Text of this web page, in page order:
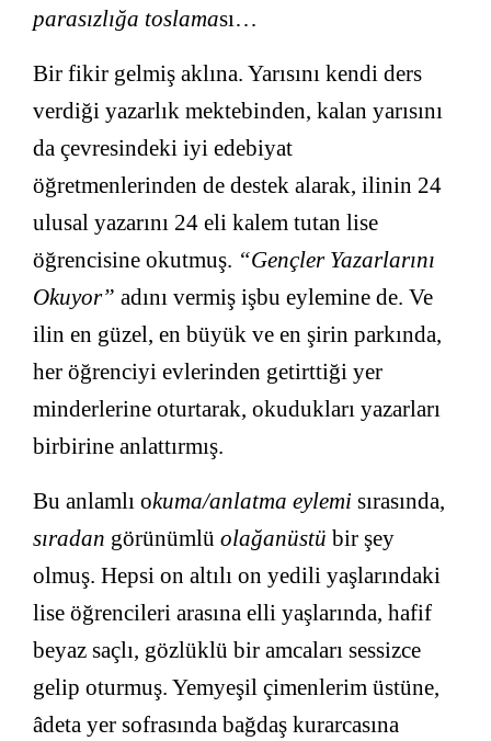
parasızlığa toslaması…
Bir fikir gelmiş aklına. Yarısını kendi ders
verdiği yazarlık mektebinden, kalan yarısını
da çevresindeki iyi edebiyat
öğretmenlerinden de destek alarak, ilinin 24
ulusal yazarını 24 eli kalem tutan lise
öğrencisine okutmuş. “Gençler Yazarlarını
Okuyor” adını vermiş işbu eylemine de. Ve
ilin en güzel, en büyük ve en şirin parkında,
her öğrenciyi evlerinden getirttiği yer
minderlerine oturtarak, okudukları yazarları
birbirine anlattırmış.
Bu anlamlı okuma/anlatma eylemi sırasında,
sıradan görünümlü olağanüstü bir şey
olmuş. Hepsi on altılı on yedili yaşlarındaki
lise öğrencileri arasına elli yaşlarında, hafif
beyaz saçlı, gözlüklü bir amcaları sessizce
gelip oturmuş. Yemyeşil çimenlerim üstüne,
âdeta yer sofrasında bağdaş kurarcasına